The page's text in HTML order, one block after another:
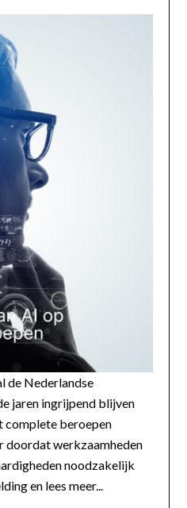
de Nederlandse
jaren ingrijpend blijven
complete beroepen
doordat werkzaamheden
noodzakelijk
en lees meer...